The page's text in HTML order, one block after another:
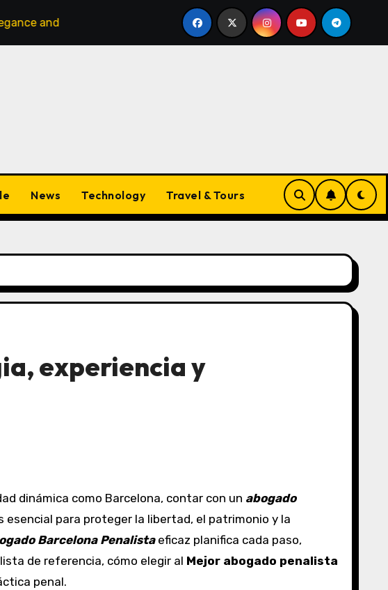
Modern Trends The Evolving Landscape of Vapes in Australia:
News Technology Travel & Tours
experiencia y
dinámica como Barcelona, contar con un abogado
para proteger la libertad, el patrimonio y la
Barcelona Penalistaeficaz planifica cada paso,
de referencia, cómo elegir al Mejor abogado penalista
penal.